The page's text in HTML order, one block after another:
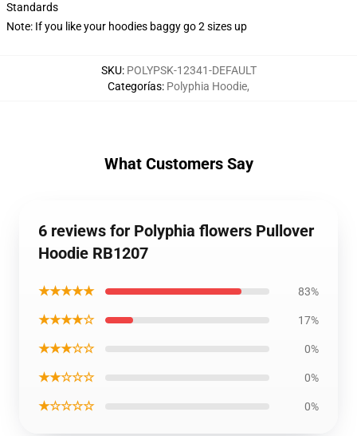
Standards
Note: If you like your hoodies baggy go 2 sizes up
SKU: POLYPSK-12341-DEFAULT
Categorías: Polyphia Hoodie,
What Customers Say
6 reviews for Polyphia flowers Pullover
Hoodie RB1207
★★★★★ 83%
★★★★☆ 17%
★★★☆☆ 0%
★★☆☆☆ 0%
★☆☆☆☆ 0%